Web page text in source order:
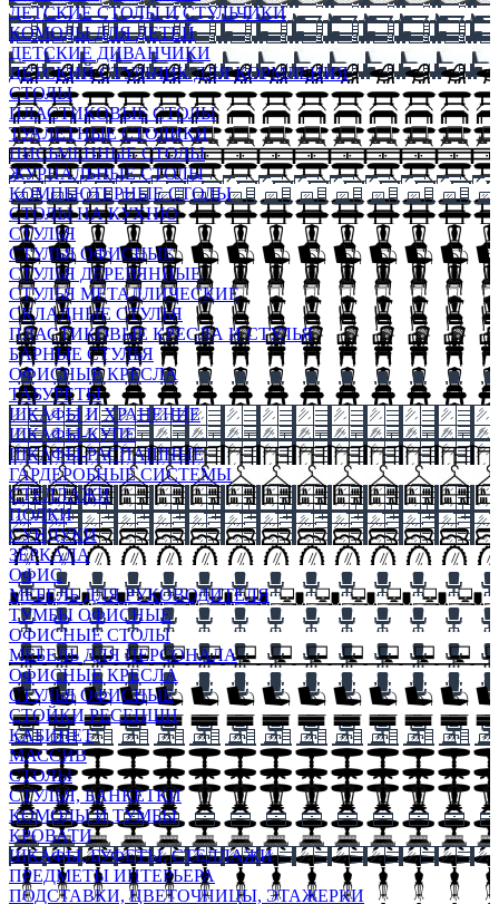
ДЕТСКИЕ СТОЛЫ И СТУЛЬЧИКИ
КОМОДЫ ДЛЯ ДЕТЕЙ
ДЕТСКИЕ ДИВАНЧИКИ
ДЕТСКИЙ СТУЛЬЧИК ДЛЯ КОРМЛЕНИЯ
СТОЛЫ
ПЛАСТИКОВЫЕ СТОЛЫ
ТУАЛЕТНЫЕ СТОЛИКИ
ПИСЬМЕННЫЕ СТОЛЫ
ЖУРНАЛЬНЫЕ СТОЛЫ
КОМПЬЮТЕРНЫЕ СТОЛЫ
СТОЛЫ НА КУХНЮ
СТУЛЬЯ
СТУЛЬЯ ОФИСНЫЕ
СТУЛЬЯ ДЕРЕВЯННЫЕ
СТУЛЬЯ МЕТАЛЛИЧЕСКИЕ
СКЛАДНЫЕ СТУЛЬЯ
ПЛАСТИКОВЫЕ КРЕСЛА И СТУЛЬЯ
БАРНЫЕ СТУЛЬЯ
ОФИСНЫЕ КРЕСЛА
ТАБУРЕТЫ
ШКАФЫ И ХРАНЕНИЕ
ШКАФЫ-КУПЕ
ШКАФЫ-РАСПАШНЫЕ
ГАРДЕРОБНЫЕ СИСТЕМЫ
СТЕЛЛАЖИ
ПОЛКИ
СУНДУКИ
ЗЕРКАЛА
ОФИС
МЕБЕЛЬ ДЛЯ РУКОВОДИТЕЛЯ
ТУМБЫ ОФИСНЫЕ
ОФИСНЫЕ СТОЛЫ
МЕБЕЛЬ ДЛЯ ПЕРСОНАЛА
ОФИСНЫЕ КРЕСЛА
СТУЛЬЯ ОФИСНЫЕ
СТОЙКИ РЕСЕПШН
КАБИНЕТ
МАССИВ
СТОЛЫ
СТУЛЬЯ, БАНКЕТКИ
КОМОДЫ И ТУМБЫ
КРОВАТИ
ШКАФЫ, БУФЕТЫ, СТЕЛЛАЖИ
ПРЕДМЕТЫ ИНТЕРЬЕРА
ПОДСТАВКИ, ЦВЕТОЧНИЦЫ, ЭТАЖЕРКИ